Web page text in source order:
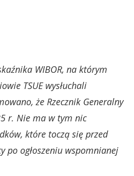
WIBOR, na którym
TSUE wysłuchali
że Rzecznik Generalny
r. Nie ma w tym nic
które toczą się przed
po ogłoszeniu wspomnianej